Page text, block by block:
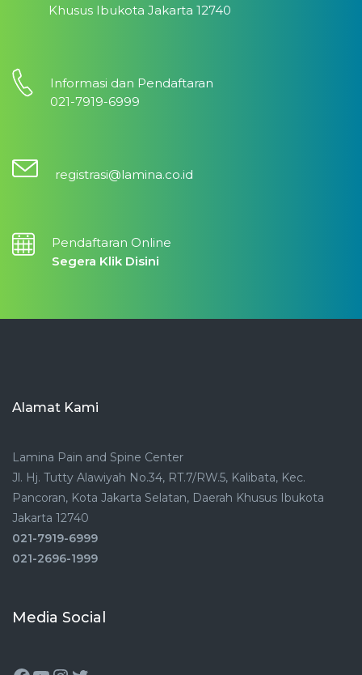
Khusus Ibukota Jakarta 12740
Informasi dan Pendaftaran
021-7919-6999
registrasi@lamina.co.id
Pendaftaran Online
Segera Klik Disini
Alamat Kami
Lamina Pain and Spine Center
Jl. Hj. Tutty Alawiyah No.34, RT.7/RW.5, Kalibata, Kec.
Pancoran, Kota Jakarta Selatan, Daerah Khusus Ibukota
Jakarta 12740
021-7919-6999
021-2696-1999
Media Social